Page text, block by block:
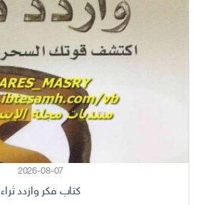
2026-08-07
كتاب فكر وازدد ثراء